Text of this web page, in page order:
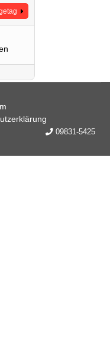
09831-5425